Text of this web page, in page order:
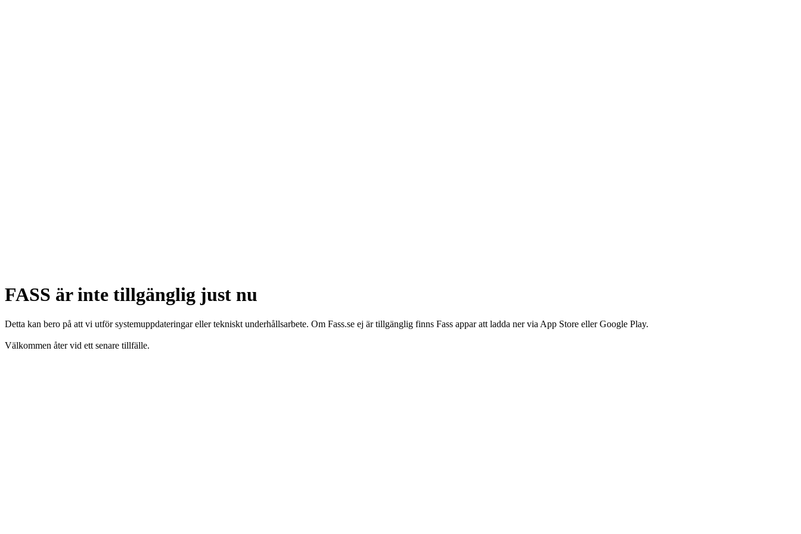
FASS är inte tillgänglig just nu
Detta kan bero på att vi utför systemuppdateringar eller tekniskt underhållsarbete. Om Fass.se ej är tillgänglig finns Fass appar att ladda ner via App Store eller Google Play.
Välkommen åter vid ett senare tillfälle.